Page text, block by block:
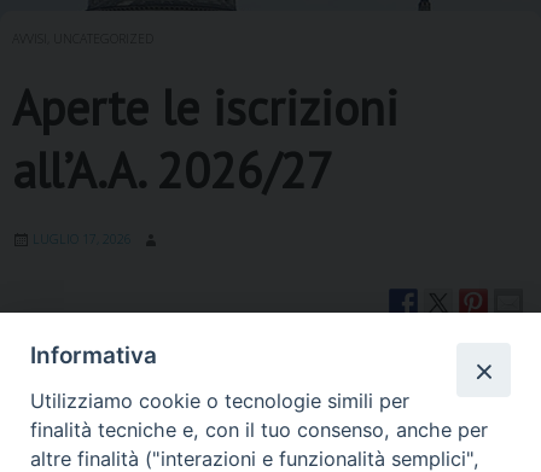
Aperte le iscrizioni
all’A.A. 2026/27
LUGLIO 17, 2026
all’iscrizione al nuovo Anno Accademico.
direttore telefonando in orario di ufficio al numero 0321 661687
o via mail a info@issr-novara.it.
Informativa
Utilizziamo cookie o tecnologie simili per
finalità tecniche e, con il tuo consenso, anche per
altre finalità ("interazioni e funzionalità semplici",